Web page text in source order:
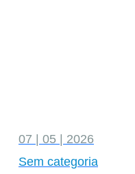
07 | 05 | 2026
Sem categoria